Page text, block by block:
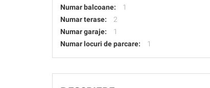
Numar balcoane:
1
Numar terase:
2
Numar garaje:
1
Numar locuri de parcare:
1